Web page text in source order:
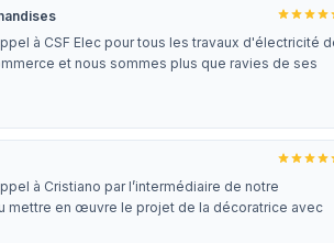
à CSF Elec pour tous les travaux d'électricité
et nous sommes plus que ravies de ses
à Cristiano par l’intermédiaire de notre
mettre en œuvre le projet de la décoratrice avec